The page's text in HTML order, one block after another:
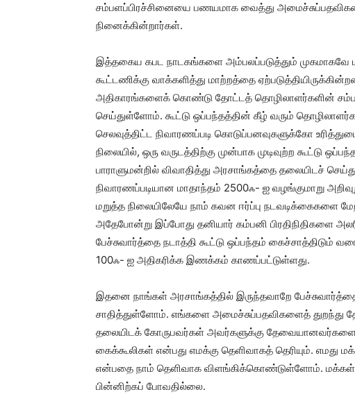
சம்பளப்பிரச்சினையை பணயமாக வைத்து
நினைக்கின்றார்கள்.
இத்தகைய கபட நாடகங்களை அம்பலப்படுத்தும்
கூட்டணிக்கு வாக்களித்து மாற்றத்தை
அதிகாரங்களைக் கொண்டு தோட்டத் தொழிலாளர்களின்
செய்துள்ளோம். கூட்டு ஒப்பந்தத்தின் கீழ் வரும்
செலவுத்திட்ட நிவாரணப்படி கொடுப்பனவுகளுக்கோ
நிலையில், ஒரு வருடத்திற்கு முன்பாக முடிவுற்ற கூட்டு
பாராளுமன்றில் விவாதித்து அரசாங்கத்தை தலையிடச்
நிவாரணப்படியான மாதாந்தம் 2500ஃ- ஐ வழங்குமாறு
மறுத்த நிலையிலேயே நாம் கவன ஈர்ப்பு நடவடிக்கைகளை
அதேபோன்று இப்போது தனியார் கம்பனி பிரதிநிதிகளை
பேச்சுவார்த்தை நடாத்தி கூட்டு ஒப்பந்தம் கைச்சாத்திடும்
100ஃ- ஐ அதிகரிக்க இணக்கம் காணப்பட்டுள்ளது.
இதனை நாங்கள் அரசாங்கத்தில் இருந்தவாறே
சாதித்துள்ளோம். எங்களை அமைச்சுப்பதவிகளைத் துறந்து
தலையிடக் கோருபவர்கள் அவர்களுக்கு
கைக்கூலிகள் என்பது எமக்கு தெளிவாகத் தெரியும்.
என்பதை நாம் தெளிவாக விளங்கிக்கொண்டுள்ளோம். மக்கள்
பின்னிற்கப் போவதில்லை.